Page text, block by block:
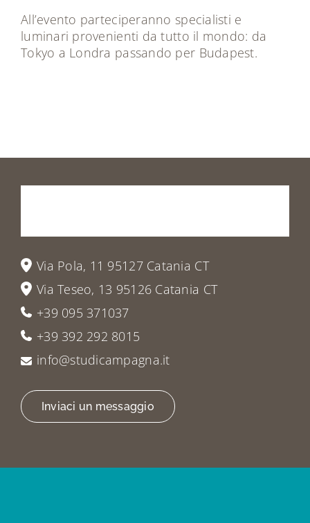
All’evento parteciperanno specialisti e
luminari provenienti da tutto il mondo: da
Tokyo a Londra passando per Budapest.
Via Pola, 11 95127 Catania CT
Via Teseo, 13 95126 Catania CT
+39 095 371037
+39 392 292 8015
info@studicampagna.it
Inviaci un messaggio